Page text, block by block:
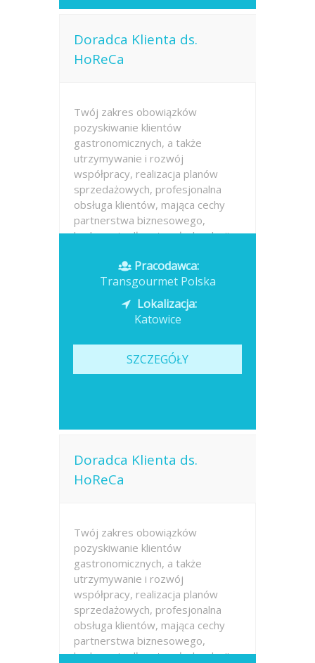
Doradca Klienta ds.
HoReCa
Twój zakres obowiązków
pozyskiwanie klientów
gastronomicznych, a także
utrzymywanie i rozwój
współpracy, realizacja planów
sprzedażowych, profesjonalna
obsługa klientów, mająca cechy
partnerstwa biznesowego,
budowanie długotrwałych relacji z
Opublikowano: dzisiaj
Pracodawca:
Transgourmet Polska
Lokalizacja:
Katowice
SZCZEGÓŁY
Doradca Klienta ds.
HoReCa
Twój zakres obowiązków
pozyskiwanie klientów
gastronomicznych, a także
utrzymywanie i rozwój
współpracy, realizacja planów
sprzedażowych, profesjonalna
obsługa klientów, mająca cechy
partnerstwa biznesowego,
budowanie długotrwałych relacji z